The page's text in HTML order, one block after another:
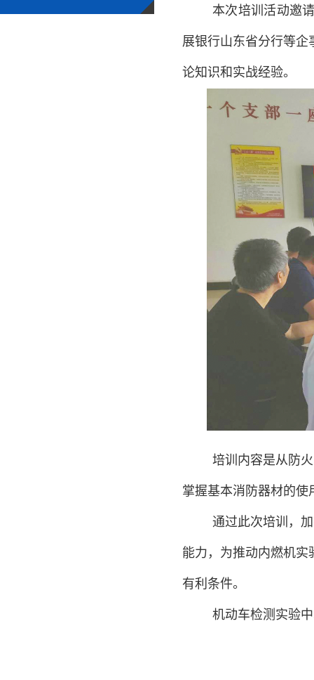
本次培训活动邀
展银行山东省分行等
论知识和实战经验。
培训内容是从防
掌握基本消防器材的
通过此次培训，
能力，为推动内燃机
有利条件。
机动车检测实验